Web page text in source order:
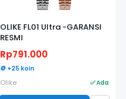
OLIKE FL01 Ultra -GARANSI
RESMI
Rp791.000
🪙 +25 koin
Olike ✅ Ada